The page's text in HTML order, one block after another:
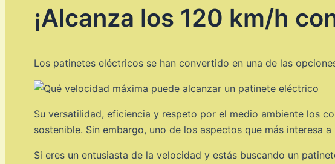
¡Alcanza los 120 km/h
Los patinetes eléctricos se han convertido en una de las
Su versatilidad, eficiencia y respeto por el medio ambiente los
sostenible. Sin embargo, uno de los aspectos que más interesa
Si eres un entusiasta de la velocidad y estás buscando un